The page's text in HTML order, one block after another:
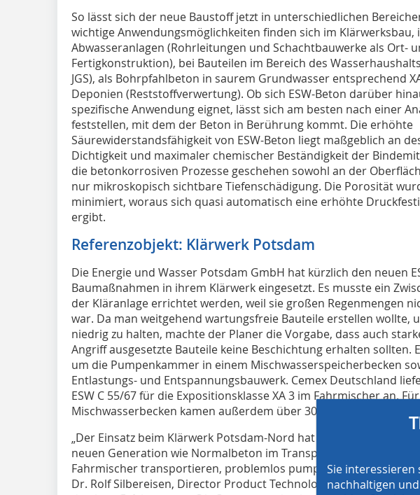
So lässt sich der neue Baustoff jetzt in unterschiedlichen
wichtige Anwendungsmöglichkeiten finden sich im Klärwerksbau,
Abwasseranlagen (Rohrleitungen und Schachtbauwerke als Ort-
Fertigkonstruktion), bei Bauteilen im Bereich des
JGS), als Bohrpfahlbeton in saurem Grundwasser entsprechend
Deponien (Reststoffverwertung). Ob sich ESW-Beton darüber
spezifische Anwendung eignet, lässt sich am besten nach einer
feststellen, mit dem der Beton in Berührung kommt. Die erhöhte
Säurewiderstandsfähigkeit von ESW-Beton liegt maßgeblich an
Dichtigkeit und maximaler chemischer Beständigkeit der
die betonkorrosiven Prozesse geschehen sowohl an der
nur mikroskopisch sichtbare Tiefenschädigung. Die Porosität
minimiert, woraus sich quasi automatisch eine erhöhte
ergibt.
Referenzobjekt: Klärwerk Potsdam
Die Energie und Wasser Potsdam GmbH hat kürzlich den neuen
Baumaßnahmen in ihrem Klärwerk eingesetzt. Es musste ein
der Kläranlage errichtet werden, weil sie großen Regenmengen
war. Da man weitgehend wartungsfreie Bauteile erstellen wollte,
niedrig zu halten, machte der Planer die Vorgabe, dass auch
Angriff ausgesetzte Bauteile keine Beschichtung erhalten sollten.
um die Pumpenkammer in einem Mischwasserspeicherbecken
Entlastungs- und Entspannungsbauwerk. Cemex Deutschland
ESW C 55/67 für die Expositionsklasse XA 3 im Fahrmischer an.
Mischwasserbecken kamen außerdem über 3000 m
„Der Einsatz beim Klärwerk Potsdam-Nord hat gezeigt, dass sich
neuen Generation wie Normalbeton im Transportbetonwerk
Fahrmischer transportieren, problemlos pumpen und einbauen
Dr. Rolf Silbereisen, Director Product Technology bei Cemex
Sie
nachhaltigen